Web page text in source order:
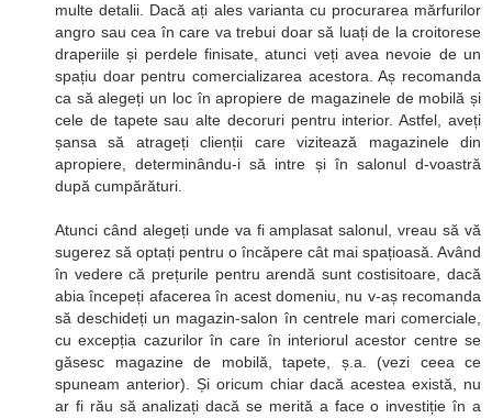
multe detalii. Dacă ați ales varianta cu procurarea mărfurilor
angro sau cea în care va trebui doar să luați de la croitorese
draperiile și perdele finisate, atunci veți avea nevoie de un
spațiu doar pentru comercializarea acestora. Aș recomanda
ca să alegeți un loc în apropiere de magazinele de mobilă și
cele de tapete sau alte decoruri pentru interior. Astfel, aveți
șansa să atrageți clienții care vizitează magazinele din
apropiere, determinându-i să intre și în salonul d-voastră
după cumpărături.
Atunci când alegeți unde va fi amplasat salonul, vreau să vă
sugerez să optați pentru o încăpere cât mai spațioasă. Având
în vedere că prețurile pentru arendă sunt costisitoare, dacă
abia începeți afacerea în acest domeniu, nu v-aș recomanda
să deschideți un magazin-salon în centrele mari comerciale,
cu excepția cazurilor în care în interiorul acestor centre se
găsesc magazine de mobilă, tapete, ș.a. (vezi ceea ce
spuneam anterior). Și oricum chiar dacă acestea există, nu
ar fi rău să analizați dacă se merită a face o investiție în a